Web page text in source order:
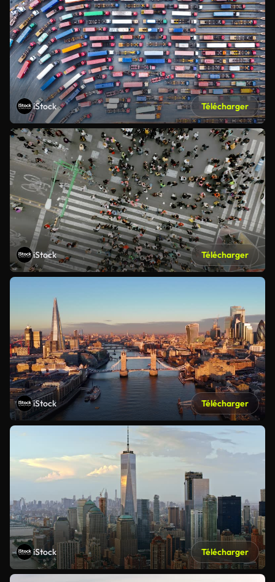
iStock Télécharger
iStock Télécharger
iStock Télécharger
iStock Télécharger